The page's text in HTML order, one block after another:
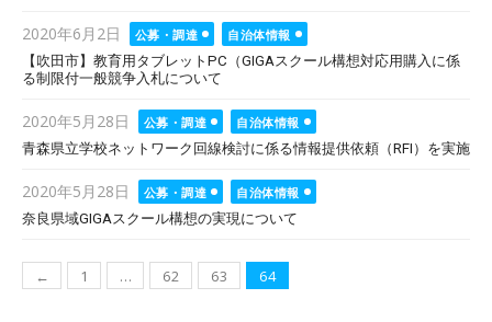
Posted
on
2020年6月2日 公募・調達
自治体情報
【吹田市】教育用タブレットPC（GIGAスクール構想対応用購入に係
る制限付一般競争入札について
Posted
on
2020年5月28日 公募・調達
自治体情報
青森県立学校ネットワーク回線検討に係る情報提供依頼（RFI）を実施
Posted
on
2020年5月28日 公募・調達
自治体情報
奈良県域GIGAスクール構想の実現について
投
← 1 … 62 63 64